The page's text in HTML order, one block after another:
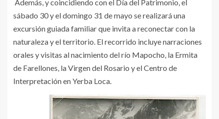
Además, y coincidiendo con el Día del Patrimonio, el
sábado 30 y el domingo 31 de mayo se realizará una
excursión guiada familiar que invita a reconectar con la
naturaleza y el territorio. El recorrido incluye narraciones
orales y visitas al nacimiento del río Mapocho, la Ermita
de Farellones, la Virgen del Rosario y el Centro de
Interpretación en Yerba Loca.